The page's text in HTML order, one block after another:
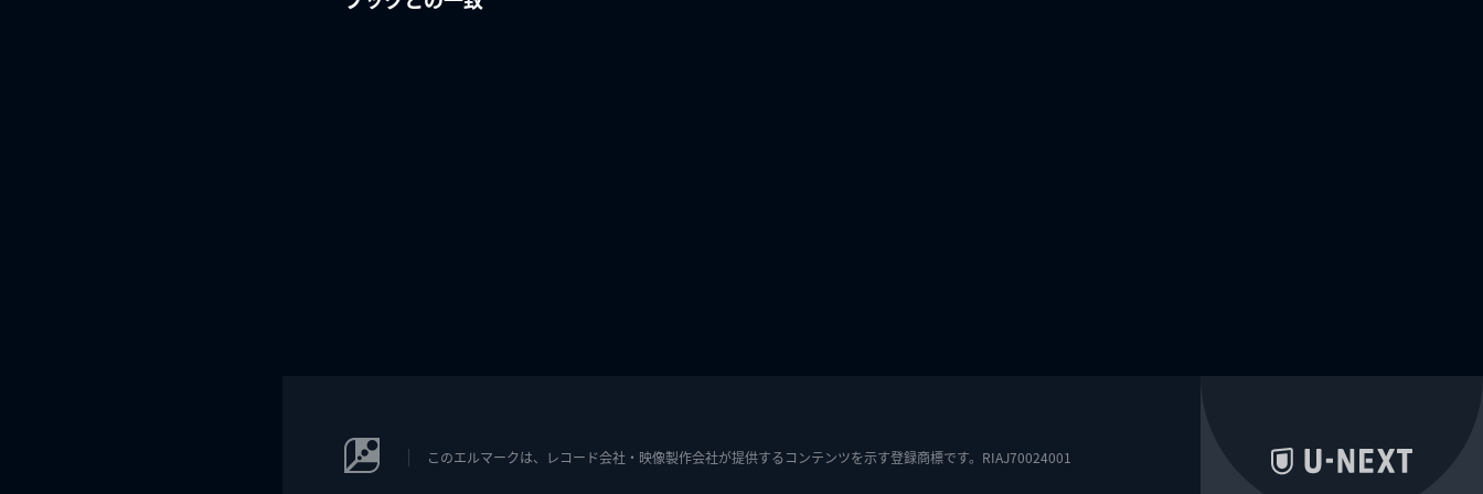
このエルマークは、レコード会社・映像製作会社が提供するコンテンツを示す登録商標です。RIAJ70024001